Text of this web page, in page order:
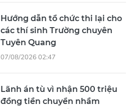
Hướng dẫn tổ chức thi lại cho
các thí sinh Trường chuyên
Tuyên Quang
07/08/2026 02:47
Lãnh án tù vì nhận 500 triệu
đồng tiền chuyển nhầm